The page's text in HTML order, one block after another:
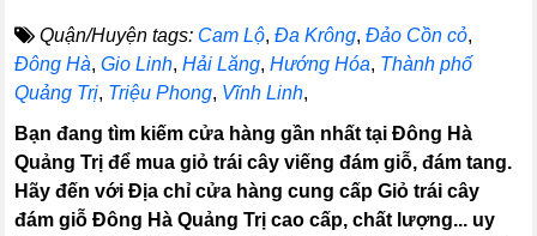
Quận/Huyện tags: Cam Lộ,Đa Krông,Đảo Cồn cỏ,
Đông Hà,Gio Linh,Hải Lăng,Hướng Hóa, Thành phố
Quảng Trị, Triệu Phong, Vĩnh Linh,
Bạn đang tìm kiếm cửa hàng gần nhất tại Đông Hà
Quảng Trị để mua giỏ trái cây viếng đám giỗ, đám tang.
Hãy đến với Địa chỉ cửa hàng cung cấp Giỏ trái cây
đám giỗ Đông Hà Quảng Trị cao cấp, chất lượng... uy